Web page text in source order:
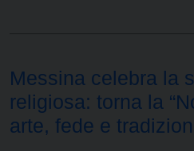
Messina celebra la
religiosa: torna la
arte, fede e